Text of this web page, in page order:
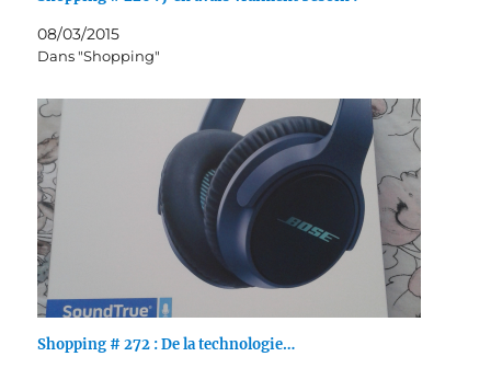
08/03/2015
Dans "Shopping"
Shopping # 272 : De la technologie…